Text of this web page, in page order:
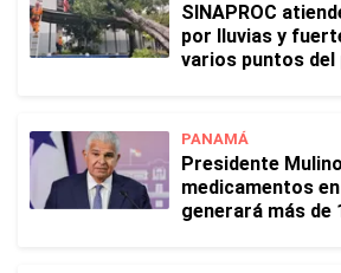
SINAPROC
por lluvias y
varios puntos del
PANAMÁ
Presidente
medicamentos
generará más de